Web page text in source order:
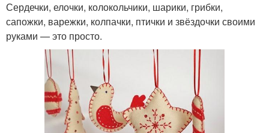
Сердечки, елочки, колокольчики, шарики, грибки,
сапожки, варежки, колпачки, птички и звёздочки своими
руками — это просто.